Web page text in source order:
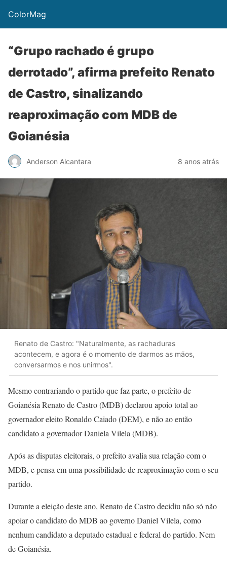
ColorMag
“Grupo rachado é grupo
derrotado”, afirma prefeito Renato
de Castro, sinalizando
reaproximação com MDB de
Goianésia
Anderson Alcantara 8 anos atrás
Renato de Castro: "Naturalmente, as rachaduras
acontecem, e agora é o momento de darmos as mãos,
conversarmos e nos unirmos".
Mesmo contrariando o partido que faz parte, o prefeito de
Goianésia Renato de Castro (MDB) declarou apoio total ao
governador eleito Ronaldo Caiado (DEM), e não ao então
candidato a governador Daniela Vilela (MDB).
Após as disputas eleitorais, o prefeito avalia sua relação com o
MDB, e pensa em uma possibilidade de reaproximação com o seu
partido.
Durante a eleição deste ano, Renato de Castro decidiu não só não
apoiar o candidato do MDB ao governo Daniel Vilela, como
nenhum candidato a deputado estadual e federal do partido. Nem
de Goianésia.